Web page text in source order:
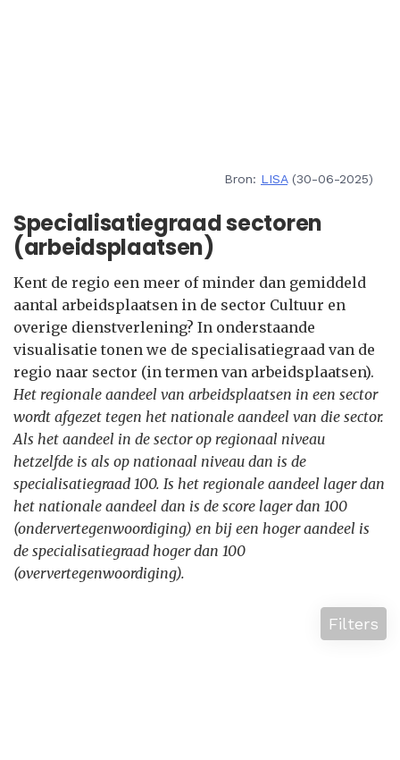
Bron: LISA(30-06-2025)
Specialisatiegraad sectoren
(arbeidsplaatsen)
Kent de regio een meer of minder dan gemiddeld
aantal arbeidsplaatsen in de sector Cultuur en
overige dienstverlening? In onderstaande
visualisatie tonen we de specialisatiegraad van de
regio naar sector (in termen van arbeidsplaatsen).
Het regionale aandeel van arbeidsplaatsen in een sector
wordt afgezet tegen het nationale aandeel van die sector.
Als het aandeel in de sector op regionaal niveau
hetzelfde is als op nationaal niveau dan is de
specialisatiegraad 100. Is het regionale aandeel lager dan
het nationale aandeel dan is de score lager dan 100
(ondervertegenwoordiging) en bij een hoger aandeel is
de specialisatiegraad hoger dan 100
(oververtegenwoordiging).
Filters